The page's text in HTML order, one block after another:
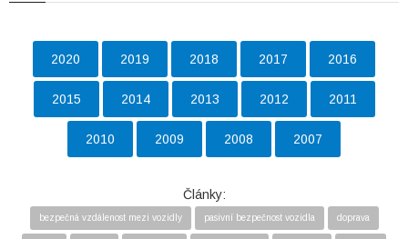
2020 2019 2018 2017 2016
2015 2014 2013 2012 2011
2010 2009 2008 2007
Články:
bezpečná vzdálenost mezi vozidly pasivní bezpečnost vozidla doprava